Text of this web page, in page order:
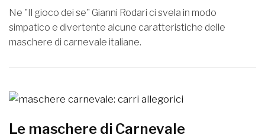
Ne "Il gioco dei se" Gianni Rodari ci svela in modo
simpatico e divertente alcune caratteristiche delle
maschere di carnevale italiane.
Le maschere di Carnevale